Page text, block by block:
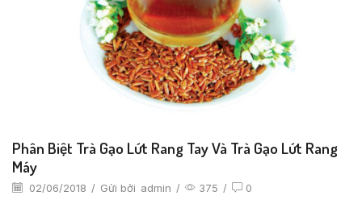
Phân Biệt Trà Gạo Lứt Rang Tay Và Trà Gạo Lứt Rang
Máy
02/06/2018 / Gửi bởi admin / 375 / 0